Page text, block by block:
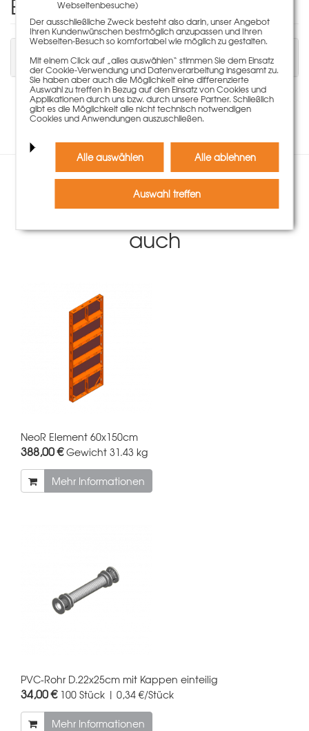
Sie müssen angemeldet sein, um einen
Kommentar schreiben zu können.
Es liegen keine Kommentare zu diesem Artikel vor.
Kunden, die diesen Artikel
gekauft haben, kauften
auch
NeoR Element 60x150cm
388,00 €Gewicht 31.43 kg
Mehr Informationen
PVC-Rohr D.22x25cm mit Kappen einteilig
34,00 € 100 Stück | 0,34 €/Stück
Mehr Informationen
Webseitenbesuche)
Der ausschließliche Zweck besteht also darin, unser Angebot
Ihren Kundenwünschen bestmöglich anzupassen und Ihren
Webseiten-Besuch so komfortabel wie möglich zu gestalten.
Mit einem Click auf „alles auswählen“ stimmen Sie dem Einsatz
der Cookie-Verwendung und Datenverarbeitung insgesamt zu.
Sie haben aber auch die Möglichkeit eine differenzierte
Auswahl zu treffen in Bezug auf den Einsatz von Cookies und
Applikationen durch uns bzw. durch unsere Partner. Schließlich
gibt es die Möglichkeit alle nicht technisch notwendigen
Cookies und Anwendungen auszuschließen.
Alle auswählen Alle ablehnen
Auswahl treffen